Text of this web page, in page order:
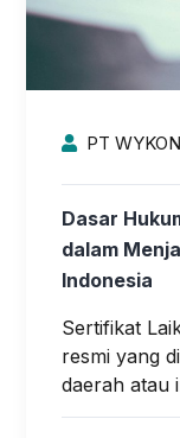
PT WYKON
Dasar
dalam
Indonesia
Sertifikat
resmi yang
daerah atau